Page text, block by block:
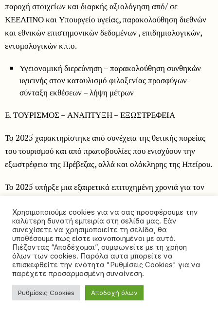
παροχή στοιχείων και διαρκής αξιολόγηση από/ σε
ΚΕΕΛΠΝΟ και Υπουργείο υγείας, παρακολούθηση διεθνών
και εθνικών επιστημονικών δεδομένων , επιδημιολογικών,
εντομολογικών κ.τ.ο.
Υγειονομική διερεύνηση – παρακολούθηση συνθηκών
υγιεινής στον καταυλισμό φιλοξενίας προσφύγων-
σύνταξη εκθέσεων – λήψη μέτρων
Ε. ΤΟΥΡΙΣΜΟΣ – ΑΝΑΠΤΥΞΗ – ΕΞΩΣΤΡΕΦΕΙΑ
Το 2025 χαρακτηρίστηκε από συνέχεια της θετικής πορείας
του τουρισμού και από πρωτοβουλίες που ενισχύουν την
εξωστρέφεια της Πρέβεζας, αλλά και ολόκληρης της Ηπείρου.
Το 2025 υπήρξε μια εξαιρετικά επιτυχημένη χρονιά για τον
δράσεων, σκληρής δουλειάς και στοχευμένης στρατηγικής.
Ως Αντιπεριφερειάρχης Πρέβεζας, έθεσα ως προτεραιότητα
την ενίσχυση της εξωστρέφειας του προορισμού μας,
παροτρύνοντας και στηρίζοντας τους τοπικούς
επιχειρηματίες του τουρισμού να συμμετέχουν δυναμικά στις
διεθνείς τουριστικές εκθέσεις όπου συμμετείχε η Περιφέρεια
Ηπείρου. Η παρουσία μας ως Ήπειρος σε κορυφαίες
Χρησιμοποιούμε cookies για να σας προσφέρουμε την
καλύτερη δυνατή εμπειρία στη σελίδα μας. Εάν
συνεχίσετε να χρησιμοποιείτε τη σελίδα, θα
υποθέσουμε πως είστε ικανοποιημένοι με αυτό.
Πιέζοντας “Αποδέχομαι”, συμφωνείτε με τη χρήση
όλων των cookies. Παρόλα αυτα μπορείτε να
επισκεφθείτε την ενότητα "Ρυθμίσεις Cookies" για να
παρέχετε προσαρμοσμένη συναίνεση.
Ρυθμίσεις Cookies Αποδοχή όλων